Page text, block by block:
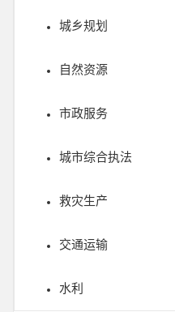
城乡规划
自然资源
市政服务
城市综合执法
救灾生产
交通运输
水利